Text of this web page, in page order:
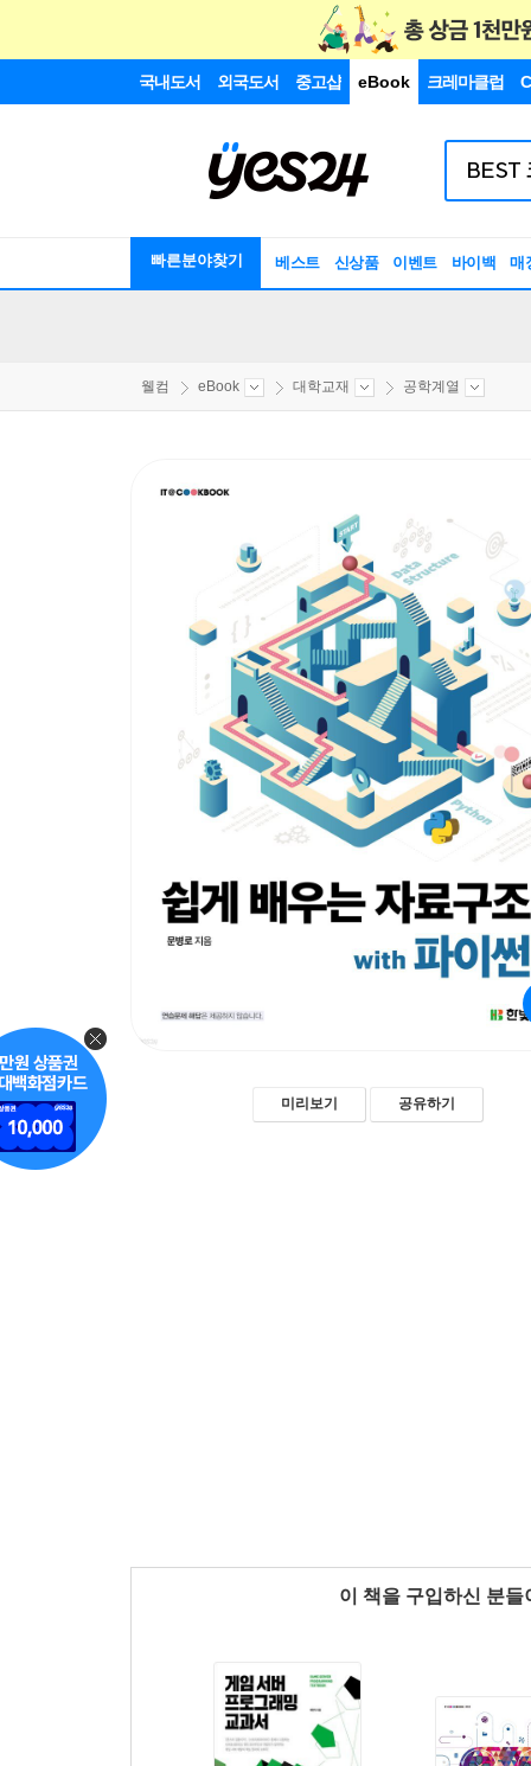
국내도서 외국도서 중고샵 eBook 크레마클럽
빠른분야찾기 베스트 신상품 이벤트 바이백 매
웰컴 eBook 대학교재 공학계열
미리보기 공유하기
이 책을 구입하신 분